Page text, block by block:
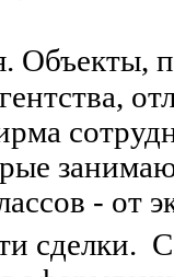
Объекты,
- от
сделки.